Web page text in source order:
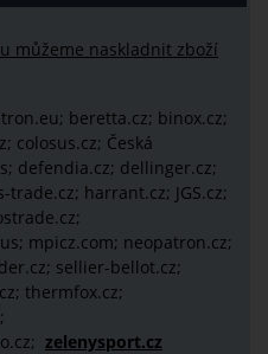
můžeme naskladnit zboží
beretta.cz; binox.cz;
colosus.cz; Česká
defendia.cz; dellinger.cz;
harrant.cz; JGS.cz;
mpicz.com; neopatron.cz;
sellier-bellot.cz;
thermfox.cz;
zelenysport.cz